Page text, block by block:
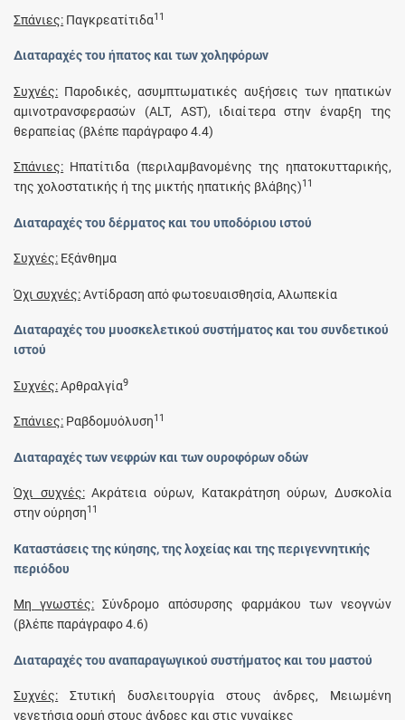
Σπάνιες: Παγκρεατίτιδα11
Διαταραχές του ήπατος και των χοληφόρων
Συχνές: Παροδικές, ασυμπτωματικές αυξήσεις των ηπατικών
αμινοτρανσφερασών (ALT, AST), ιδιαίτερα στην έναρξη της
θεραπείας (βλέπε παράγραφο 4.4)
Σπάνιες: Ηπατίτιδα (περιλαμβανομένης της ηπατοκυτταρικής,
της χολοστατικής ή της μικτής ηπατικής βλάβης)11
Διαταραχές του δέρματος και του υποδόριου ιστού
Συχνές: Εξάνθημα
Όχι συχνές:Αντίδραση από φωτοευαισθησία, Αλωπεκία
Διαταραχές του μυοσκελετικού συστήματος και του συνδετικού
ιστού
Συχνές:Αρθραλγία9
Σπάνιες: Ραβδομυόλυση11
Διαταραχές των νεφρών και των ουροφόρων οδών
Όχι συχνές:Ακράτεια ούρων, Κατακράτηση ούρων, Δυσκολία
στην ούρηση11
Καταστάσεις της κύησης, της λοχείας και της περιγεννητικής
περιόδου
Μη γνωστές: Σύνδρομο απόσυρσης φαρμάκου των νεογνών
(βλέπε παράγραφο 4.6)
Διαταραχές του αναπαραγωγικού συστήματος και του μαστού
Συχνές: Στυτική δυσλειτουργία στους άνδρες, Μειωμένη
γενετήσια ορμή στους άνδρες και στις γυναίκες